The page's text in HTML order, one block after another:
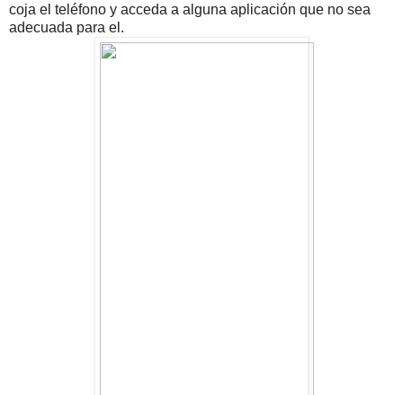
coja el teléfono y acceda a alguna aplicación que no sea
adecuada para el.